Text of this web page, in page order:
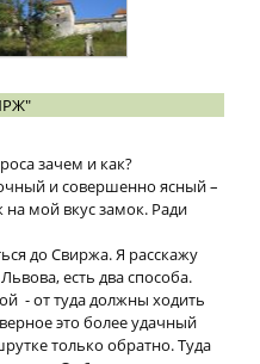
зачем и как?
и совершенно ясный –
на мой вкус замок. Ради
до Свиржа. Я расскажу
есть два способа.
- от туда должны ходить
это более удачный
только обратно. Туда